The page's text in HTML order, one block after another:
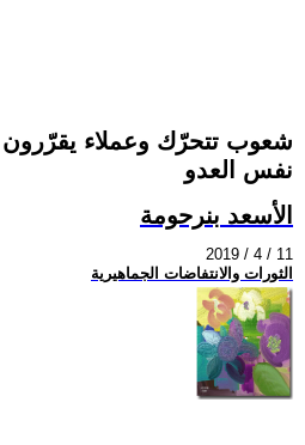
شعوب تتحرّك وعملاء يقرّرون
نفس العدو
الأسعد بنرحومة
2019 / 4 / 11
الثورات والانتفاضات الجماهيرية